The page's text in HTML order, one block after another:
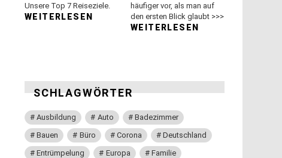
Unsere Top 7 Reiseziele.
WEITERLESEN
häufiger vor, als man auf
den ersten Blick glaubt >>>
WEITERLESEN
SCHLAGWÖRTER
Ausbildung Auto
Badezimmer
Bauen
Büro Corona
Deutschland
Entrümpelung
Europa
Familie